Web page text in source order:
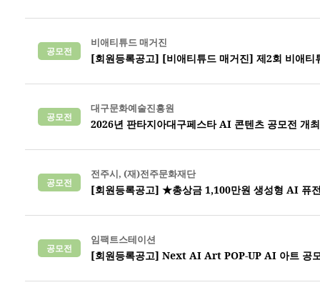
공모전
비애티튜드 매거진
[회원등록공고] [비애티튜드 매거진] 제2회 비애티
공모전
대구문화예술진흥원
2026년 판타지아대구페스타 AI 콘텐츠 공모전 개
공모전
전주시, (재)전주문화재단
[회원등록공고] ★총상금 1,100만원 생성형 AI 퓨
공모전
임팩트스테이션
[회원등록공고] Next AI Art POP-UP AI 아트 공